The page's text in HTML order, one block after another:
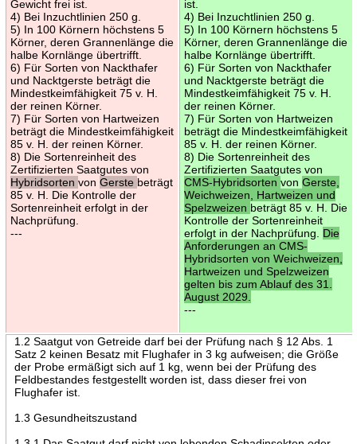
Gewicht frei ist.
4) Bei Inzuchtlinien 250 g.
5) In 100 Körnern höchstens 5
Körner, deren Grannenlänge die
halbe Kornlänge übertrifft.
6) Für Sorten von Nackthafer
und Nacktgerste beträgt die
Mindestkeimfähigkeit 75 v. H.
der reinen Körner.
7) Für Sorten von Hartweizen
beträgt die Mindestkeimfähigkeit
85 v. H. der reinen Körner.
8) Die Sortenreinheit des
Zertifizierten Saatgutes von
Hybridsorten von Gerste beträgt
85 v. H. Die Kontrolle der
Sortenreinheit erfolgt in der
Nachprüfung.
---
ist.
4) Bei Inzuchtlinien 250 g.
5) In 100 Körnern höchstens 5
Körner, deren Grannenlänge die
halbe Kornlänge übertrifft.
6) Für Sorten von Nackthafer
und Nacktgerste beträgt die
Mindestkeimfähigkeit 75 v. H.
der reinen Körner.
7) Für Sorten von Hartweizen
beträgt die Mindestkeimfähigkeit
85 v. H. der reinen Körner.
8) Die Sortenreinheit des
Zertifizierten Saatgutes von
CMS-Hybridsorten von Gerste,
Weichweizen, Hartweizen und
Spelzweizen beträgt 85 v. H. Die
Kontrolle der Sortenreinheit
erfolgt in der Nachprüfung. Die
Anforderungen an CMS-
Hybridsorten von Weichweizen,
Hartweizen und Spelzweizen
gelten bis zum Ablauf des 31.
August 2029.
---
1.2 Saatgut von Getreide darf bei der Prüfung nach § 12 Abs. 1
Satz 2 keinen Besatz mit Flughafer in 3 kg aufweisen; die Größe
der Probe ermäßigt sich auf 1 kg, wenn bei der Prüfung des
Feldbestandes festgestellt worden ist, dass dieser frei von
Flughafer ist.
1.3 Gesundheitszustand